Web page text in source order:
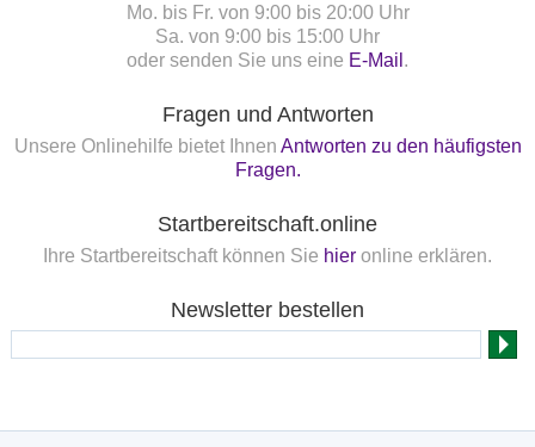
Mo. bis Fr. von 9:00 bis 20:00 Uhr
Sa. von 9:00 bis 15:00 Uhr
oder senden Sie uns eine E-Mail .
Fragen und Antworten
Unsere Onlinehilfe bietet Ihnen Antworten zu den häufigsten
Fragen.
Startbereitschaft.online
Ihre Startbereitschaft können Sie hier online erklären.
Newsletter bestellen